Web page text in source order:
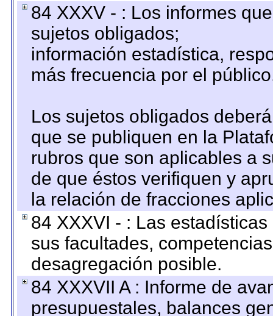
84 XXXV - : Los informes
sujetos obligados;
información estadística,
más frecuencia por el
Los sujetos obligados
que se publiquen en la
rubros que son aplicables a
de que éstos verifiquen y
la relación de fracciones
84 XXXVI - : Las
sus facultades,
desagregación posible.
84 XXXVII A : Informe de
presupuestales, balances